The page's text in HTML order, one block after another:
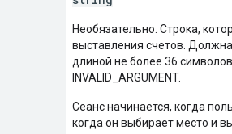
Необязательно. Строка,
выставления счетов.
длиной не более 36
INVALID_ARGUMENT.
Сеанс начинается, когда
когда он выбирает место и